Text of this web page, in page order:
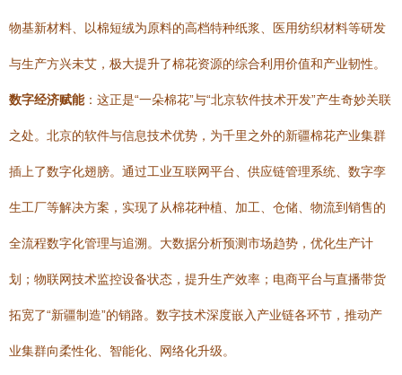
物基新材料、以棉短绒为原料的高档特种纸浆、医用纺织材料等研发
与生产方兴未艾，极大提升了棉花资源的综合利用价值和产业韧性。
数字经济赋能：这正是“一朵棉花”与“北京软件技术开发”产生奇妙关联
之处。北京的软件与信息技术优势，为千里之外的新疆棉花产业集群
插上了数字化翅膀。通过工业互联网平台、供应链管理系统、数字孪
生工厂等解决方案，实现了从棉花种植、加工、仓储、物流到销售的
全流程数字化管理与追溯。大数据分析预测市场趋势，优化生产计
划；物联网技术监控设备状态，提升生产效率；电商平台与直播带货
拓宽了“新疆制造”的销路。数字技术深度嵌入产业链各环节，推动产
业集群向柔性化、智能化、网络化升级。